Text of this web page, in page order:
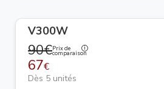
V300W
90€Prix de
comparaison
67€
Dès 5 unités